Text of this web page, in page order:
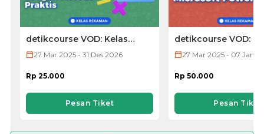
detikcourse VOD: Kelas
Microsoft Excel
27 Mar 2025 - 31 Des 2026
Rp 25.000
Pesan Tiket
detikcourse VOD:
Microsoft
27 Mar 2025 - 07 Jan
Rp 50.000
Pesan Tiket